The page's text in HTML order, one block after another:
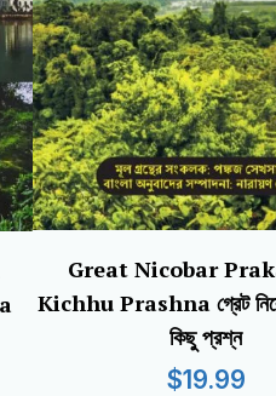
Great Nicobar
Kichhu Prashna গ্রেট
কিছু প্রশ্ন
$19.99